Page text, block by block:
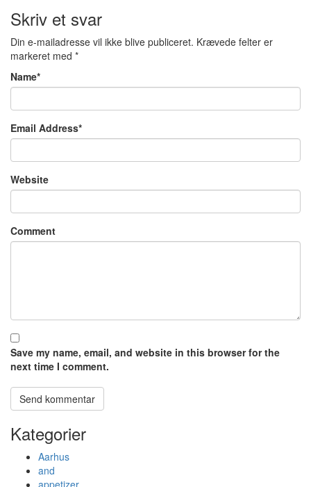
Skriv et svar
Din e-mailadresse vil ikke blive publiceret. Krævede felter er
markeret med *
Name*
Email Address*
Website
Comment
Save my name, email, and website in this browser for the
next time I comment.
Kategorier
Aarhus
and
appetizer